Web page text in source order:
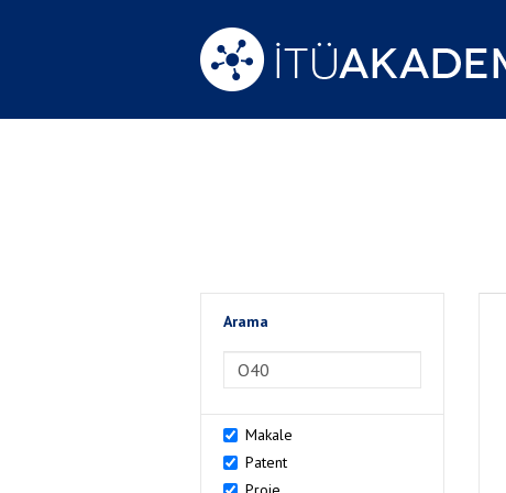
Arama
Makale
Patent